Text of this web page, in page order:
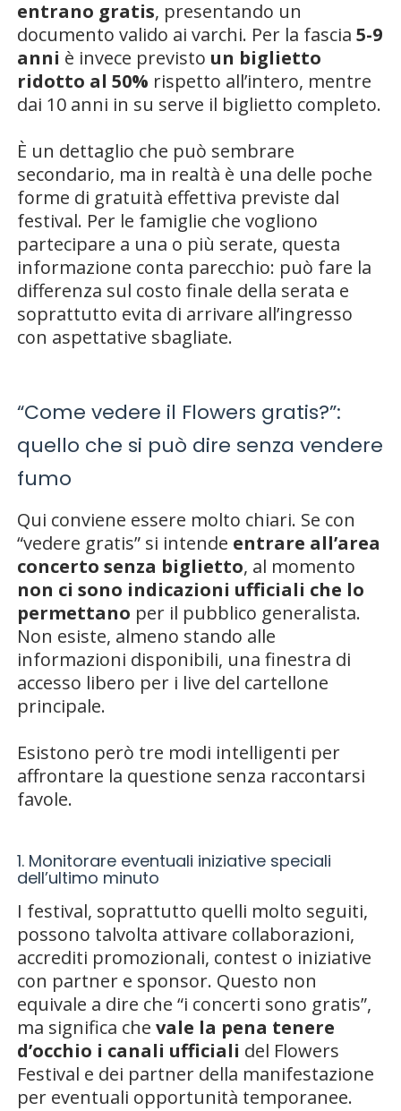
entrano gratis, presentando un
documento valido ai varchi. Per la fascia 5-9
anni è invece previsto un biglietto
ridotto al 50% rispetto all’intero, mentre
dai 10 anni in su serve il biglietto completo.
È un dettaglio che può sembrare
secondario, ma in realtà è una delle poche
forme di gratuità effettiva previste dal
festival. Per le famiglie che vogliono
partecipare a una o più serate, questa
informazione conta parecchio: può fare la
differenza sul costo finale della serata e
soprattutto evita di arrivare all’ingresso
con aspettative sbagliate.
“Come vedere il Flowers gratis?”:
quello che si può dire senza vendere
fumo
Qui conviene essere molto chiari. Se con
“vedere gratis” si intende entrare all’area
concerto senza biglietto, al momento
non ci sono indicazioni ufficiali che lo
permettano per il pubblico generalista.
Non esiste, almeno stando alle
informazioni disponibili, una finestra di
accesso libero per i live del cartellone
principale.
Esistono però tre modi intelligenti per
affrontare la questione senza raccontarsi
favole.
1. Monitorare eventuali iniziative speciali
dell’ultimo minuto
I festival, soprattutto quelli molto seguiti,
possono talvolta attivare collaborazioni,
accrediti promozionali, contest o iniziative
con partner e sponsor. Questo non
equivale a dire che “i concerti sono gratis”,
ma significa che vale la pena tenere
d’occhio i canali ufficiali del Flowers
Festival e dei partner della manifestazione
per eventuali opportunità temporanee.